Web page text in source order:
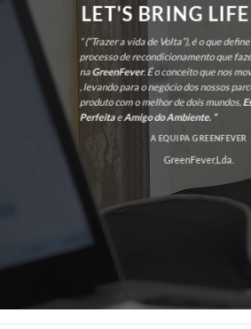
LET'S BRING
” (“Trazer a vida de Volta”), é o que
processo de recondicionamento que
naGreenFever. É o conceito que nos
, levando para o negócio dos nossos
produto com o melhor de dois mundos,
PerfeitaeAmigo do Ambiente. “
A EQUIPA GREENFEVER
GreenFever,Lda.